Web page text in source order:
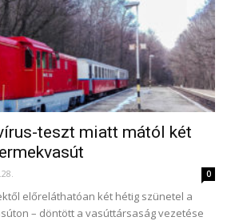
teszt miatt mától két
0
előreláthatóan két hétig szünetel a
– döntött a vasúttársaság vezetése